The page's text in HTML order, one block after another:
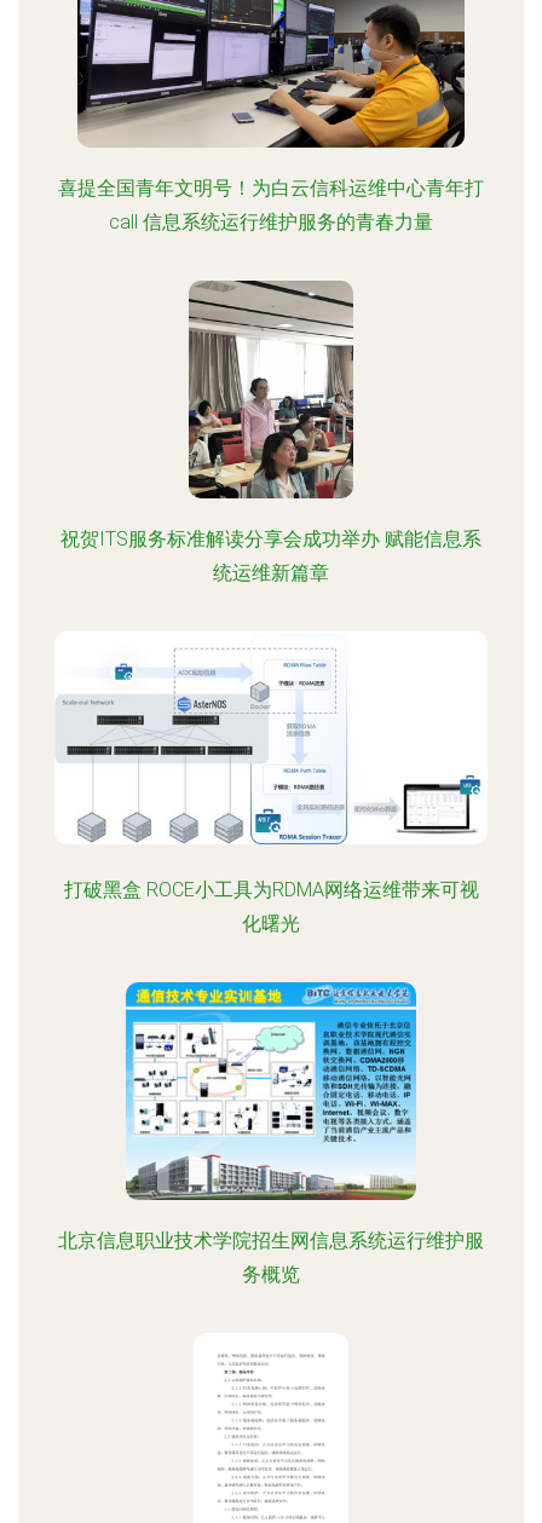
喜提全国青年文明号！为白云信科运维中心青年打
call 信息系统运行维护服务的青春力量
祝贺ITS服务标准解读分享会成功举办 赋能信息系
统运维新篇章
打破黑盒 ROCE小工具为RDMA网络运维带来可视
化曙光
北京信息职业技术学院招生网信息系统运行维护服
务概览